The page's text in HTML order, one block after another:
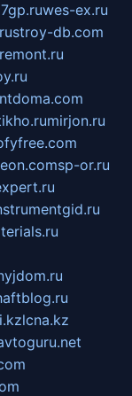
wes-ex.ru
stroy-db.com
mirjon.ru
sp-or.ru
lcna.kz